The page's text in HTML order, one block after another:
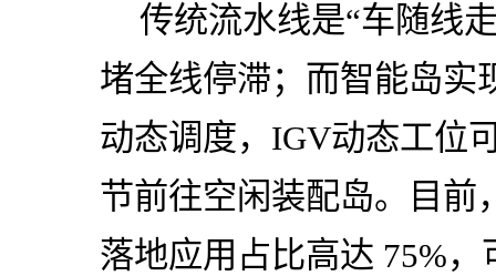
传统流水线是“车随线
堵全线停滞；而智能岛实
动态调度，IGV动态工位
节前往空闲装配岛。目前
落地应用占比高达 75%